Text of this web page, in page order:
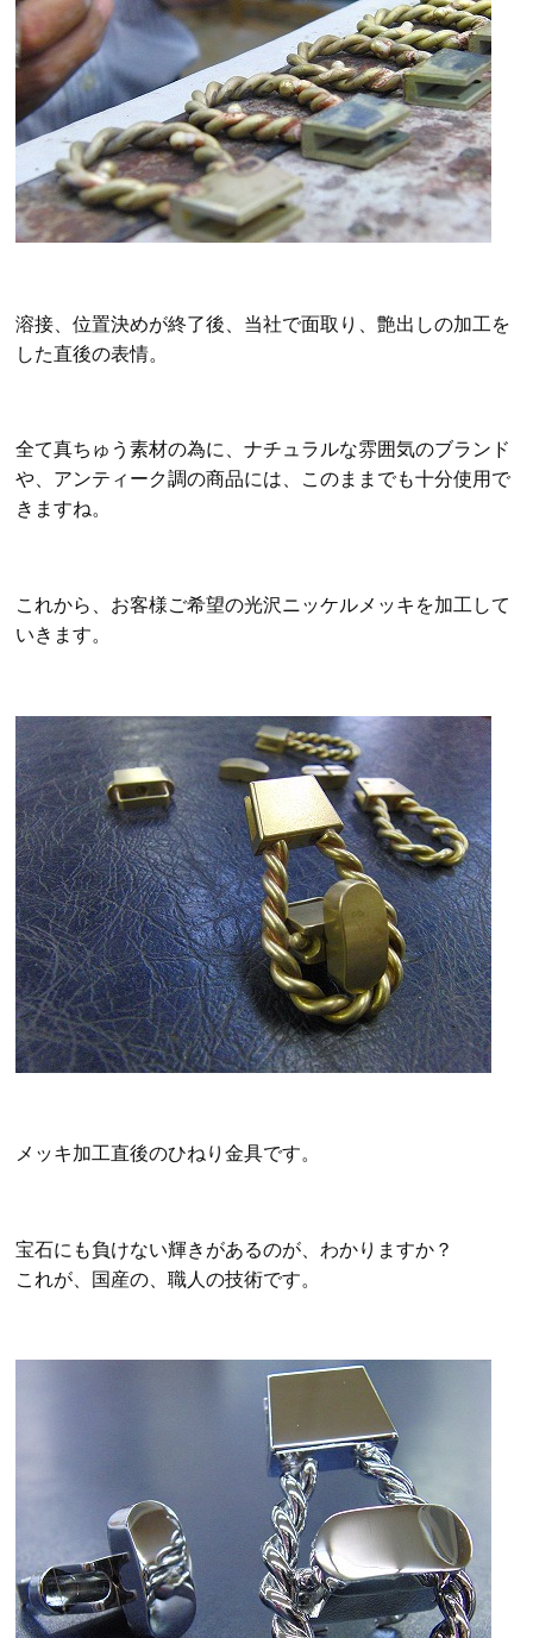
溶接、位置決めが終了後、当社で面取り、艶出しの加工を
した直後の表情。
全て真ちゅう素材の為に、ナチュラルな雰囲気のブランド
や、アンティーク調の商品には、このままでも十分使用で
きますね。
これから、お客様ご希望の光沢ニッケルメッキを加工して
いきます。
メッキ加工直後のひねり金具です。
宝石にも負けない輝きがあるのが、わかりますか？
これが、国産の、職人の技術です。